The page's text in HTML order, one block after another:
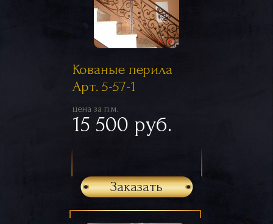
Кованые перила
Арт. 5-57-1
цена за п.м.
15 500 руб.
Заказать